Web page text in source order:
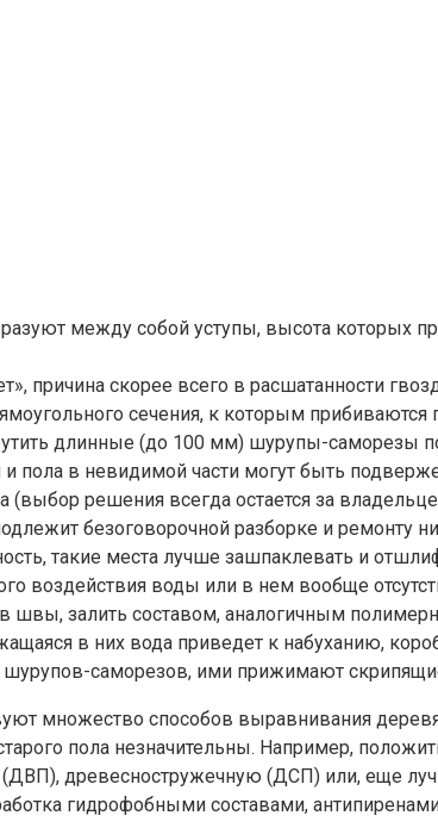
между собой уступы, высота которых
причина скорее всего в расшатанности
сечения, к которым
длинные (до 100 мм) шурупы-саморезы
пола в невидимой части могут быть
(выбор решения всегда остается за
безоговорочной разборке и ремонту
такие места лучше зашпаклевать и
воздействия воды или в нем вообще
швы, залить составом, аналогичным
в них вода приведет к набуханию,
шурупов-саморезов, ими прижимают
множество способов выравнивания
пола незначительны. Например,
древесностружечную (ДСП) или, еще
гидрофобными составами,